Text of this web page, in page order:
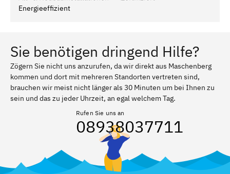
Energieeffizient
Sie benötigen dringend Hilfe?
Zögern Sie nicht uns anzurufen, da wir direkt aus Maschenberg
kommen und dort mit mehreren Standorten vertreten sind,
brauchen wir meist nicht länger als 30 Minuten um bei Ihnen zu
sein und das zu jeder Uhrzeit, an egal welchem Tag.
Rufen Sie uns an
08938037711